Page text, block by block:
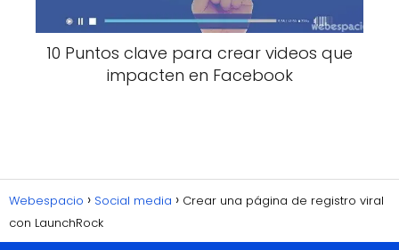
10 Puntos clave para crear videos que
impacten en Facebook
Webespacio Social media
Crear una página de registro viral
con LaunchRock